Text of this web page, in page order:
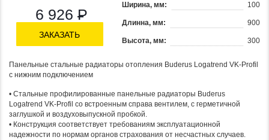
6 926 Р
ЗАКАЗАТЬ
Ширина, мм: 100
Длинна, мм: 900
Высота, мм: 300
Панельные стальные радиаторы отопления Buderus Logatrend VK-Profil
с нижним подключением
• Стальные профилированные панельные радиаторы Buderus
Logatrend VK-Profil со встроенным справа вентилем, с герметичной
заглушкой и воздуховыпускной пробкой.
• Конструкция соответствует требованиям эксплуатационной
надежности по нормам органов страхования от несчастных случаев.